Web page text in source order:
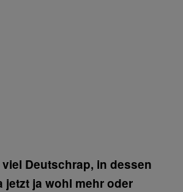
Deutschrap, in dessen
jetzt ja wohl mehr oder